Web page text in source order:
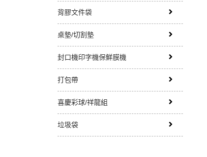
背膠文件袋
桌墊/切割墊
封口機印字機保鮮膜機
打包帶
喜慶彩球/祥龍組
垃圾袋